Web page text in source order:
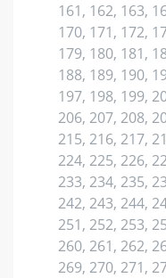
161, 162, 163,
170, 171, 172,
179, 180, 181,
188, 189, 190,
197, 198, 199,
206, 207, 208,
215, 216, 217,
224, 225, 226,
233, 234, 235,
242, 243, 244,
251, 252, 253,
260, 261, 262,
269, 270, 271,